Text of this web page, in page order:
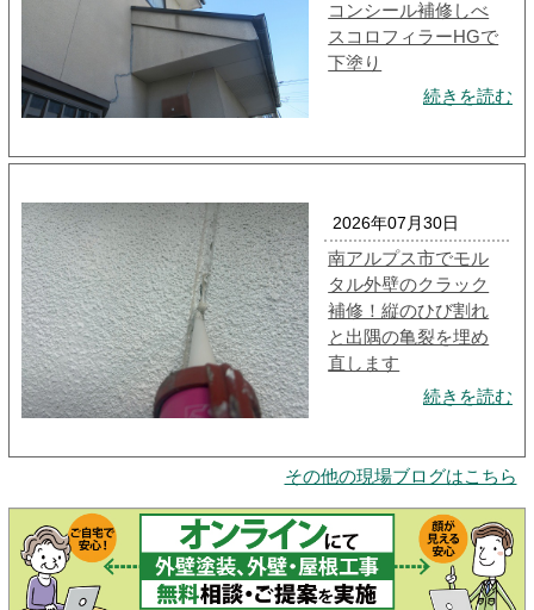
コンシール補修しべ
スコロフィラーHGで
下塗り
続きを読む
2026年07月30日
南アルプス市でモル
タル外壁のクラック
補修！縦のひび割れ
と出隅の亀裂を埋め
直します
続きを読む
その他の現場ブログはこちら